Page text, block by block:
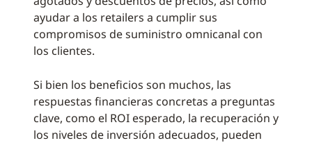
ayudar a los retailers a cumplir sus
compromisos de suministro omnicanal con
los clientes.
Si bien los beneficios son muchos, las
respuestas financieras concretas a preguntas
clave, como el ROI esperado, la recuperación y
los niveles de inversión adecuados, pueden